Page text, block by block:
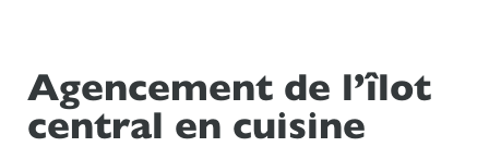
Agencement de l’îlot
central en cuisine